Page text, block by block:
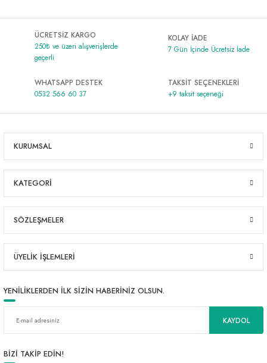
ÜCRETSİZ KARGO
250₺ ve üzeri alışverişlerde
geçerli
KOLAY İADE
7 Gün İçinde Ücretsiz İade
WHATSAPP DESTEK
0532 566 60 37
TAKSİT SEÇENEKLERİ
+9 taksit seçeneği
KURUMSAL
KATEGORİ
SÖZLEŞMELER
ÜYELİK İŞLEMLERİ
YENİLİKLERDEN İLK SİZİN HABERİNİZ OLSUN.
KAYDOL
BİZİ TAKİP EDİN!